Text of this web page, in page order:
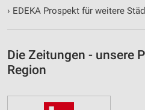
› EDEKA Prospekt für weitere
Die Zeitungen - unsere
Region